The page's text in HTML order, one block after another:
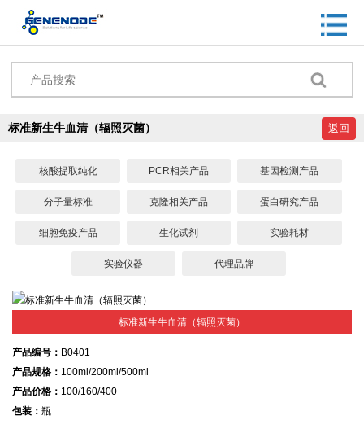
标准新生牛血清（辐照灭菌） 返回
核酸提取纯化 PCR相关产品 基因检测产品
分子量标准 克隆相关产品 蛋白研究产品
细胞免疫产品 生化试剂 实验耗材
实验仪器 代理品牌
标准新生牛血清（辐照灭菌）
产品编号： B0401
产品规格： 100ml/200ml/500ml
产品价格： 100/160/400
包装： 瓶